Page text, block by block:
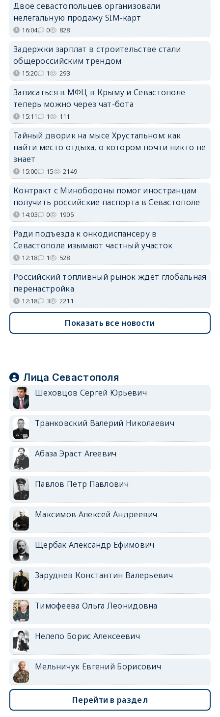
Двое севастопольцев организовали
нелегальную продажу SIM-карт
16:04 0 828
Задержки зарплат в строительстве стали
общероссийским трендом
15:20 1 293
Записаться в МФЦ в Крыму и Севастополе
теперь можно через чат-бота
15:11 1 111
Тайный дворик на мысе Хрустальном: как
найти место отдыха, о котором почти никто не
знает
15:00 15 2149
Контракт с Минобороны помог иностранцам
получить российские паспорта в Севастополе
14:03 0 1905
Ради подъезда к онкодиспансеру в
Севастополе изымают частный участок
12:18 1 528
Российский топливный рынок ждёт глобальная
перенастройка
12:18 3 2211
Показать все новости
Лица Севастополя
Шеховцов Сергей Юрьевич
Транковский Валерий Николаевич
Абаза Эраст Агеевич
Павлов Петр Павлович
Максимов Алексей Андреевич
Щербак Александр Ефимович
Заруднев Константин Валерьевич
Тимофеева Ольга Леонидовна
Нелепо Борис Алексеевич
Мельничук Евгений Борисович
Перейти в раздел